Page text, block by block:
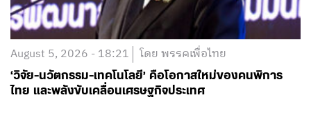
August 5, 2026 - 18:21 โดย พรรคเพื่อไทย
‘วิจัย-นวัตกรรม-เทคโนโลยี’ คือโอกาสใหม่ของคนพิการ
ไทย และพลังขับเคลื่อนเศรษฐกิจประเทศ